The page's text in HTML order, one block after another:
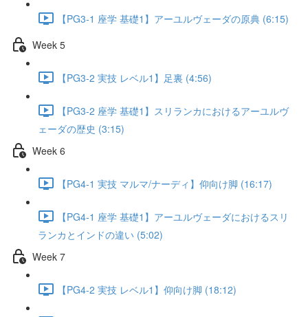
【PG3-1 座学 基礎1】アーユルヴェーダの原典 (6:15)
Week 5
【PG3-2 実技 レベル1】足裏 (4:56)
【PG3-2 座学 基礎1】スリランカにおけるアーユルヴ
ェーダの歴史 (3:15)
Week 6
【PG4-1 実技 マルマ/ナーディ】仰向け脚 (16:17)
【PG4-1 座学 基礎1】アーユルヴェーダにおけるスリ
ランカとインドの違い (5:02)
Week 7
【PG4-2 実技 レベル1】仰向け脚 (18:12)